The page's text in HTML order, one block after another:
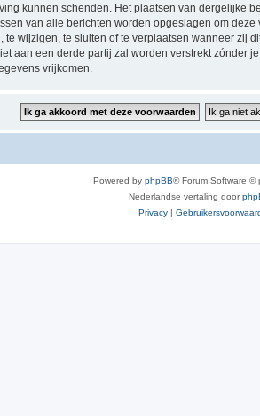
kunnen schenden. Het plaatsen van
van alle berichten worden opgeslagen om
wijzigen, te sluiten of te verplaatsen wanneer
aan een derde partij zal worden verstrekt zónder
vrijkomen.
Powered by phpBB® Forum Software ©
Nederlandse vertaling door
Privacy |